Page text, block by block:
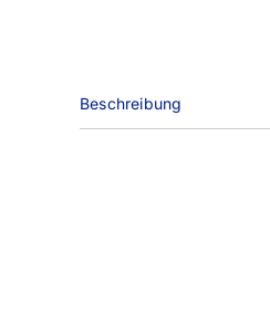
Beschreibung